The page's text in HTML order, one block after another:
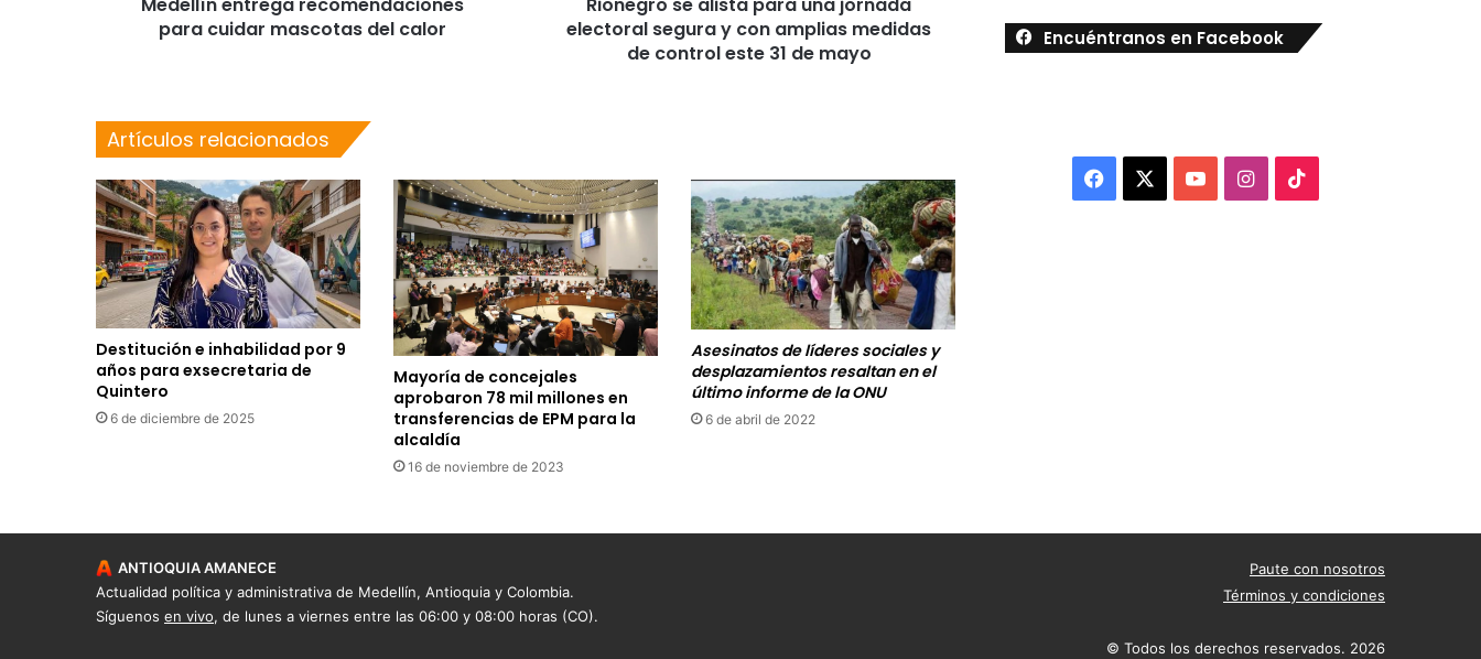
para cuidar mascotas del calor
electoral segura y con amplias medidas
de control este 31 de mayo
Artículos relacionados
Destitución e inhabilidad por 9
años para exsecretaria de
Quintero
6 de diciembre de 2025
Mayoría de concejales
aprobaron 78 mil millones en
transferencias de EPM para la
alcaldía
16 de noviembre de 2023
Asesinatos de líderes sociales y
desplazamientos resaltan en el
último informe de la ONU
6 de abril de 2022
Encuéntranos en Facebook
Facebook YouTubeInstagram
TikTok
ANTIOQUIA AMANECE
Actualidad política y administrativa de Medellín, Antioquia y Colombia.
Síguenos en vivo, de lunes a viernes entre las 06:00 y 08:00 horas (CO).
Paute con nosotros
Términos y condiciones
© Todos los derechos reservados. 2026